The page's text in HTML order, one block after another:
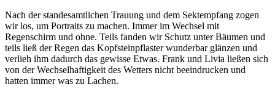
Nach der standesamtlichen Trauung und dem Sektempfang zogen
wir los, um Portraits zu machen. Immer im Wechsel mit
Regenschirm und ohne. Teils fanden wir Schutz unter Bäumen und
teils ließ der Regen das Kopfsteinpflaster wunderbar glänzen und
verlieh ihm dadurch das gewisse Etwas. Frank und Livia ließen sich
von der Wechselhaftigkeit des Wetters nicht beeindrucken und
hatten immer was zu Lachen.